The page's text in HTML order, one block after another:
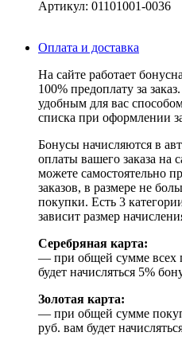
Артикул: 01101001-0036
Оплата и доставка
На сайте работает
100% предоплату за
удобным для вас
списка при оформлении
Бонусы начисляются в
оплаты вашего заказа на
можете самостоятельно
заказов, в размере не
покупки. Есть 3
зависит размер
Серебряная карта:
— при общей сумме всех
будет начисляться 5%
Золотая карта:
— при общей сумме
руб. вам будет